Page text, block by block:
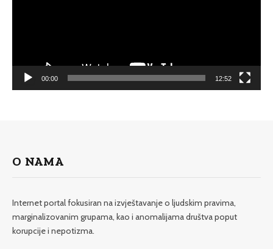
00:00 12:52
O NAMA
Internet portal fokusiran na izvještavanje o ljudskim pravima,
marginalizovanim grupama, kao i anomalijama društva poput
korupcije i nepotizma.